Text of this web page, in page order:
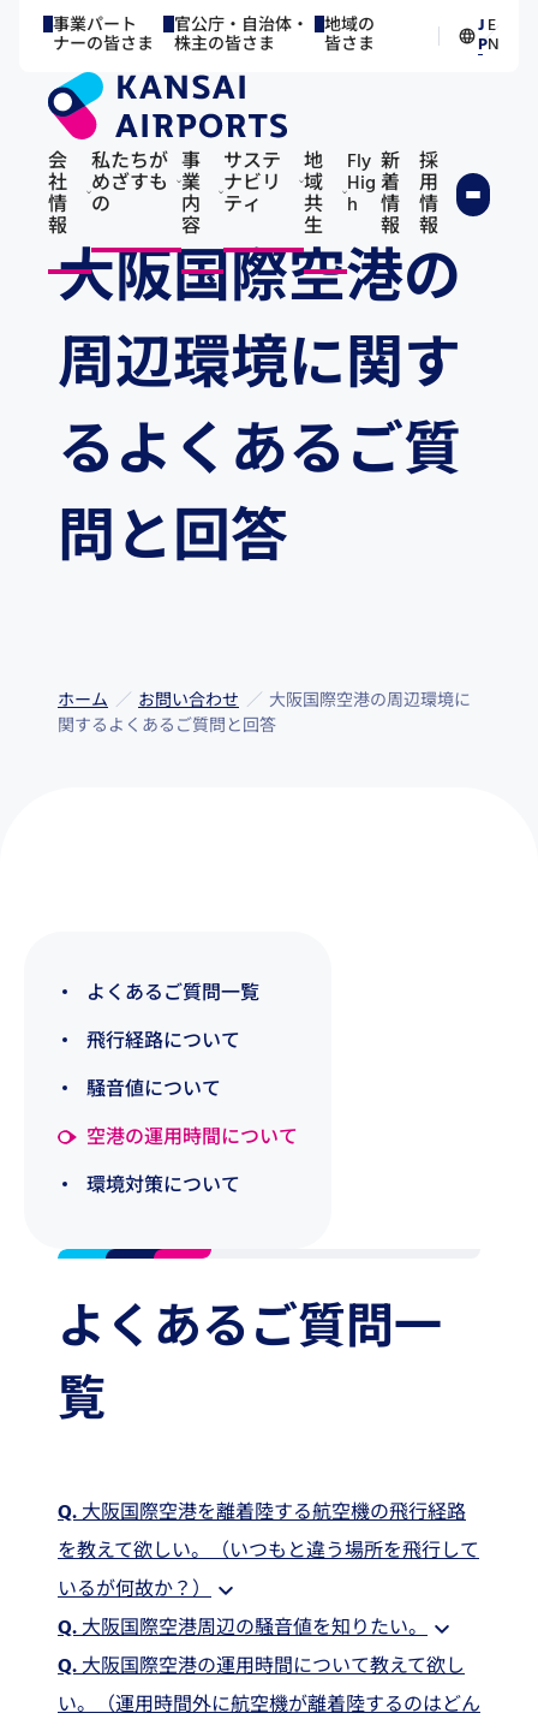
事業パート
ナーの皆さま
官公庁・自治体・
株主の皆さま
地域の
皆さま
J
P／
E
N
会
社
情
報
私たちが
めざすも
の
事
業
内
容
サステ
ナビリ
ティ
地
域
共
生
Fly
Hig
h
新
着
情
報
採
用
情
報
大阪国際空港の
周辺環境に関す
るよくあるご質
問と回答
ホーム お問い合わせ
大阪国際空港の周辺環境に
関するよくあるご質問と回答
よくあるご質問一覧
飛行経路について
騒音値について
空港の運用時間について
環境対策について
よくあるご質問一
覧
Q.大阪国際空港を離着陸する航空機の飛行経路
を教えて欲しい。（いつもと違う場所を飛行して
いるが何故か？）
Q.大阪国際空港周辺の騒音値を知りたい。
Q.大阪国際空港の運用時間について教えて欲し
い。（運用時間外に航空機が離着陸するのはどん